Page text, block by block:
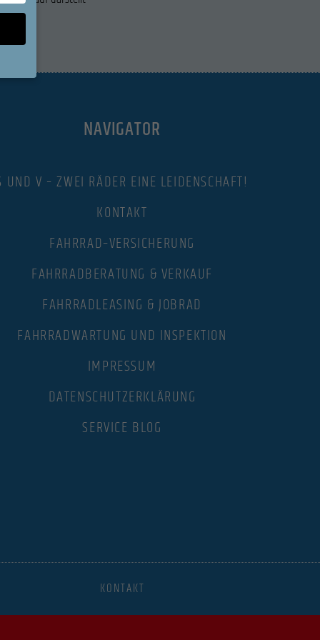
NAVIGATOR
UND V – ZWEI RÄDER EINE LEIDENSCHAFT!
KONTAKT
FAHRRAD–VERSICHERUNG
FAHRRADBERATUNG & VERKAUF
FAHRRADLEASING & JOBRAD
FAHRRADWARTUNG UND INSPEKTION
IMPRESSUM
DATENSCHUTZERKLÄRUNG
SERVICE BLOG
KONTAKT
Sie
Statistiken